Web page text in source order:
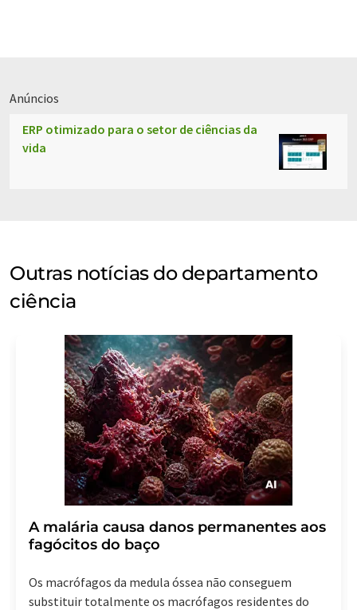
Anúncios
ERP otimizado para o setor de ciências da
vida
Outras notícias do departamento
ciência
A malária causa danos permanentes aos
fagócitos do baço
Os macrófagos da medula óssea não conseguem
substituir totalmente os macrófagos residentes do